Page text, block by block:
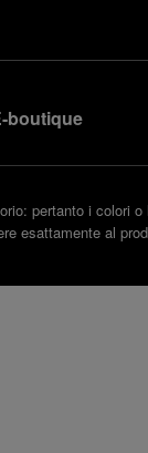
boutique
pertanto i colori o
esattamente al